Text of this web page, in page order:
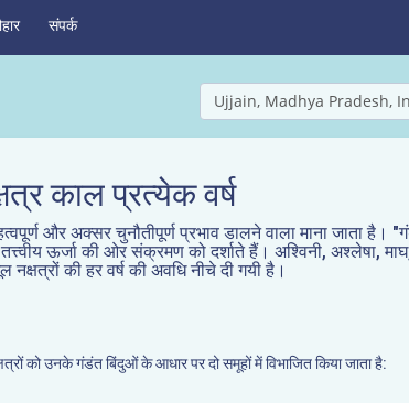
संपर्क
Ujjain, Madhya Pradesh,
काल प्रत्येक वर्ष
और अक्सर चुनौतीपूर्ण प्रभाव डालने वाला माना जाता
ऊर्जा की ओर संक्रमण को दर्शाते हैं। अश्विनी, अश्लेषा,
की हर वर्ष की अवधि नीचे दी गयी है।
को उनके गंडंत बिंदुओं के आधार पर दो समूहों में विभाजित किया जाता है: